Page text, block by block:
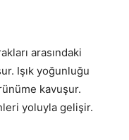
arasındaki
Işık yoğunluğu
kavuşur.
yoluyla gelişir.